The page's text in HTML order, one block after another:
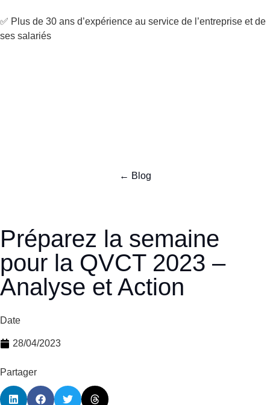
✅ Plus de 30 ans d’expérience au service de l’entreprise et de
ses salariés
← Blog
Préparez la semaine
pour la QVCT 2023 –
Analyse et Action
Date
28/04/2023
Partager